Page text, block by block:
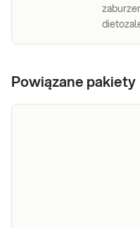
Powiązane pakiety